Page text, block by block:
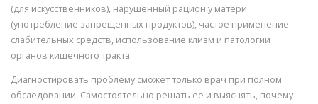
(для искусственников), нарушенный рацион у матери
(употребление запрещенных продуктов), частое применение
слабительных средств, использование клизм и патологии
органов кишечного тракта.
Диагностировать проблему сможет только врач при полном
обследовании. Самостоятельно решать ее и выяснять, почему